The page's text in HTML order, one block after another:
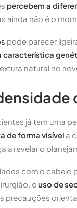
percebem a
ainda não é o
pode parecer
característica
natural no
já tem uma
de forma visível a
a revelar o
com o
o uso de
precauções